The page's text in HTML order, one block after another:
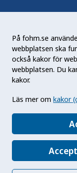
På fohm.se
webbplatsen ska
också kakor för
webbplatsen. Du
kakor.
Läs mer om kakor
folkhälsa. Det
främja hälsa,
hälsohot. Vår
samhällets